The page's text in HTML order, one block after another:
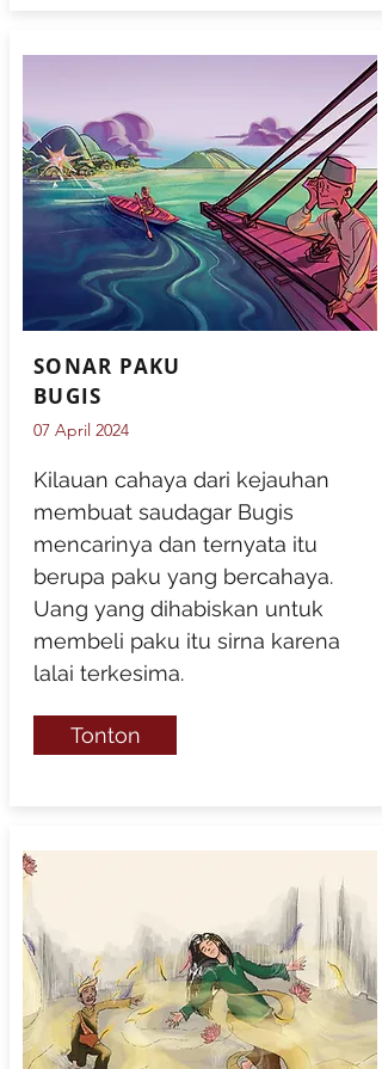
SONAR PAKU
BUGIS
07 April 2024
Kilauan cahaya dari kejauhan
membuat saudagar Bugis
mencarinya dan ternyata itu
berupa paku yang bercahaya.
Uang yang dihabiskan untuk
membeli paku itu sirna karena
lalai terkesima.
Tonton